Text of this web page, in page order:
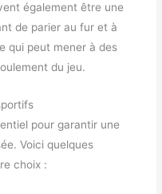
également être une
de parier au fur et à
qui peut mener à des
du jeu.
pour garantir une
Voici quelques
choix :